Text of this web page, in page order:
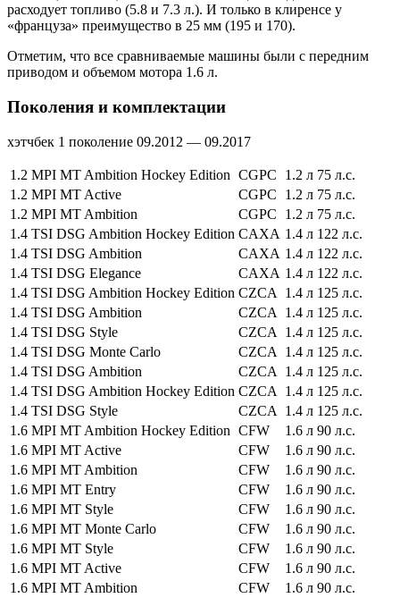
расходует топливо (5.8 и 7.3 л.). И только в клиренсе у
«француза» преимущество в 25 мм (195 и 170).
Отметим, что все сравниваемые машины были с передним
приводом и объемом мотора 1.6 л.
Поколения и комплектации
хэтчбек 1 поколение 09.2012 — 09.2017
1.2 MPI MT Ambition Hockey Edition CGPC 1.2 л 75 л.с.
1.2 MPI MT Active
CGPC 1.2 л 75 л.с.
1.2 MPI MT Ambition
CGPC 1.2 л 75 л.с.
1.4 TSI DSG Ambition Hockey Edition CAXA 1.4 л 122 л.с.
1.4 TSI DSG Ambition
CAXA 1.4 л 122 л.с.
1.4 TSI DSG Elegance
CAXA 1.4 л 122 л.с.
1.4 TSI DSG Ambition Hockey Edition CZCA 1.4 л 125 л.с.
1.4 TSI DSG Ambition
CZCA 1.4 л 125 л.с.
1.4 TSI DSG Style
CZCA 1.4 л 125 л.с.
1.4 TSI DSG Monte Carlo
CZCA 1.4 л 125 л.с.
1.4 TSI DSG Ambition
CZCA 1.4 л 125 л.с.
1.4 TSI DSG Ambition Hockey Edition CZCA 1.4 л 125 л.с.
1.4 TSI DSG Style
CZCA 1.4 л 125 л.с.
1.6 MPI MT Ambition Hockey Edition CFW 1.6 л 90 л.с.
1.6 MPI MT Active
CFW 1.6 л 90 л.с.
1.6 MPI MT Ambition
CFW 1.6 л 90 л.с.
1.6 MPI MT Entry
CFW 1.6 л 90 л.с.
1.6 MPI MT Style
CFW 1.6 л 90 л.с.
1.6 MPI MT Monte Carlo
CFW 1.6 л 90 л.с.
1.6 MPI MT Style
CFW 1.6 л 90 л.с.
1.6 MPI MT Active
CFW 1.6 л 90 л.с.
1.6 MPI MT Ambition
CFW 1.6 л 90 л.с.